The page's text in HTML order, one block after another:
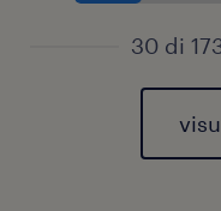
30 di